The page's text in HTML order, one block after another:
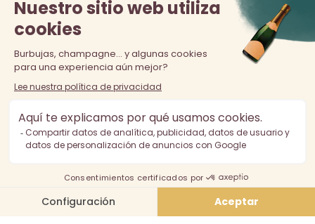
La venta de alcohol está prohibida a los menores de 18 años.
El consumo excesivo de alcohol es perjudicial para la salud,